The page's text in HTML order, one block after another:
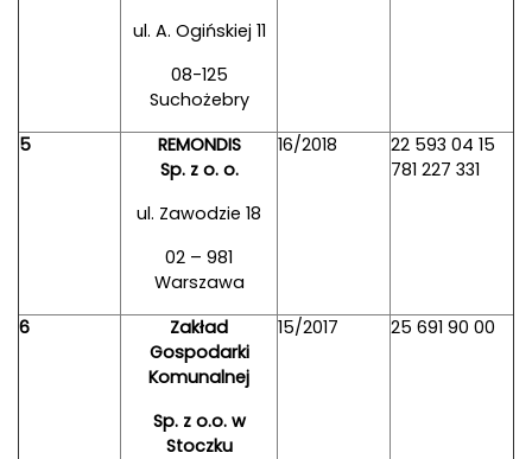
ul. A. Ogińskiej 11
08-125
Suchożebry
5
REMONDIS
Sp. z o. o.
ul. Zawodzie 18
02 – 981
Warszawa
16/2018
22 593 04 15
781 227 331
6
Zakład
Gospodarki
Komunalnej
Sp. z o.o. w
Stoczku
15/2017 25 691 90 00